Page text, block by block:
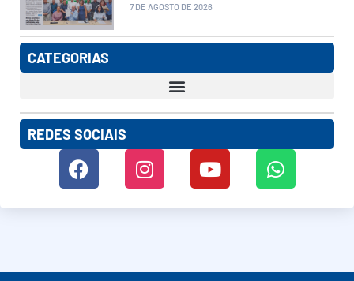
7 DE AGOSTO DE 2026
CATEGORIAS
REDES SOCIAIS